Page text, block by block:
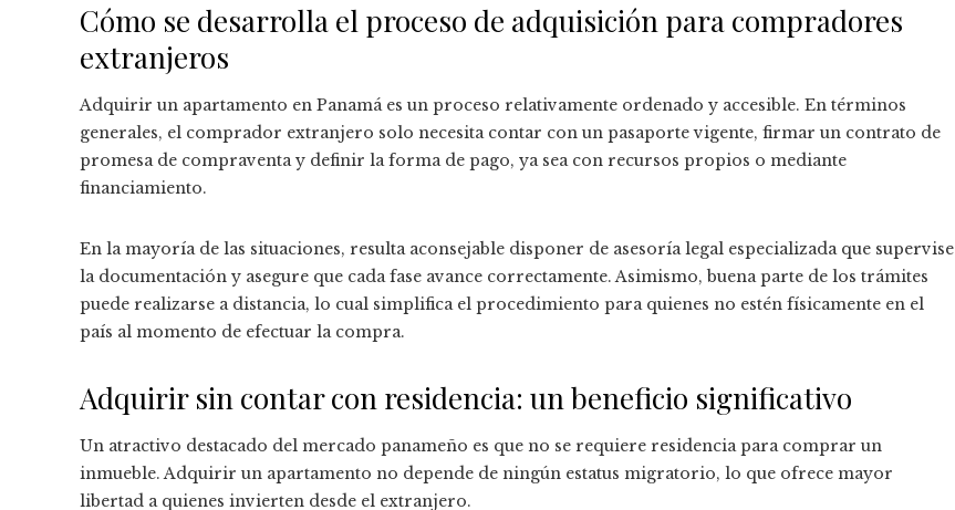
Cómo se desarrolla el proceso de adquisición para compradores
extranjeros
Adquirir un apartamento en Panamá es un proceso relativamente ordenado y accesible. En términos
generales, el comprador extranjero solo necesita contar con un pasaporte vigente, firmar un contrato de
promesa de compraventa y definir la forma de pago, ya sea con recursos propios o mediante
financiamiento.
En la mayoría de las situaciones, resulta aconsejable disponer de asesoría legal especializada que supervise
la documentación y asegure que cada fase avance correctamente. Asimismo, buena parte de los trámites
puede realizarse a distancia, lo cual simplifica el procedimiento para quienes no estén físicamente en el
país al momento de efectuar la compra.
Adquirir sin contar con residencia: un beneficio significativo
Un atractivo destacado del mercado panameño es que no se requiere residencia para comprar un
inmueble. Adquirir un apartamento no depende de ningún estatus migratorio, lo que ofrece mayor
libertad a quienes invierten desde el extranjero.